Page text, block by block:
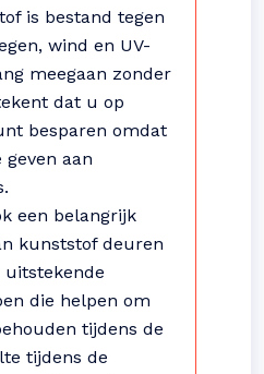
is bestand tegen
wind en UV-
meegaan zonder
dat u op
besparen omdat
aan
een belangrijk
kunststof deuren
uitstekende
die helpen om
tijdens de
tijdens de